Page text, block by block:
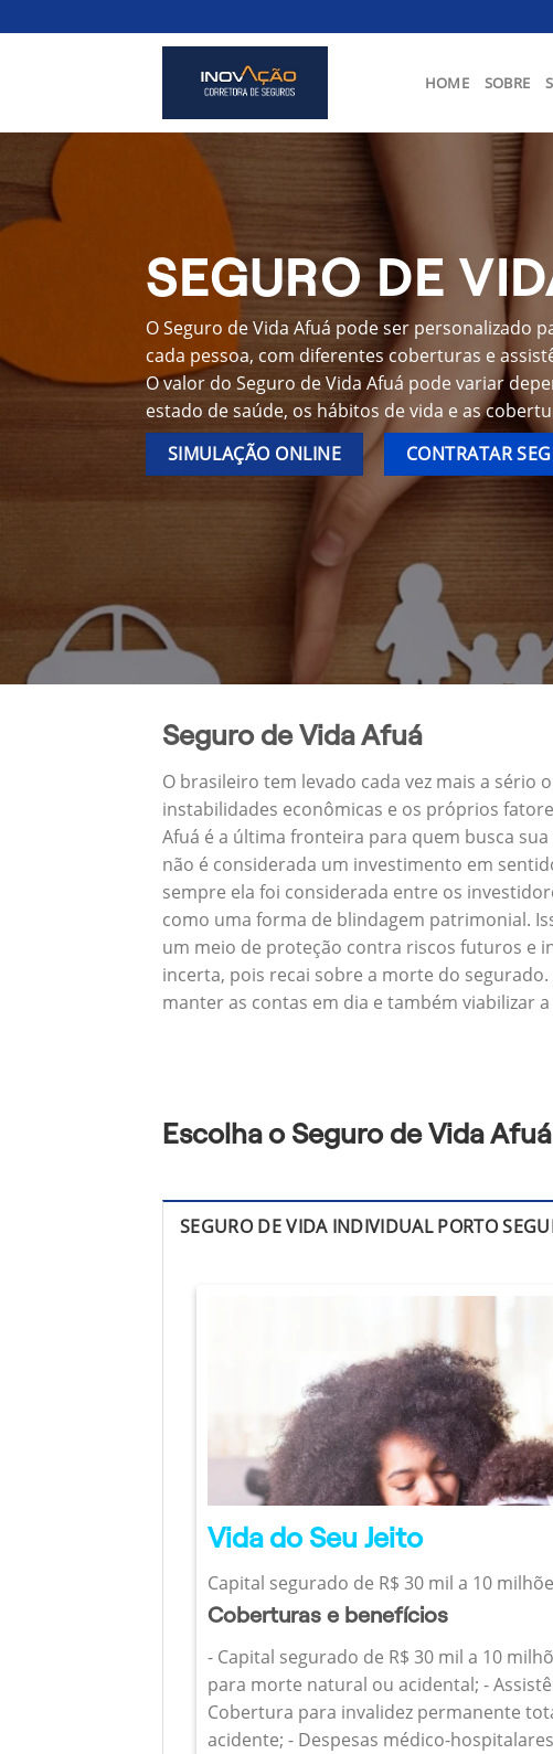
to
HOME SOBRE
SEGURO DE
O Seguro de Vida Afuá pode ser personalizado
cada pessoa, com diferentes coberturas e
O valor do Seguro de Vida Afuá pode variar
estado de saúde, os hábitos de vida e as
SIMULAÇÃO ONLINE
CONTRATAR
Seguro de Vida Afuá
O brasileiro tem levado cada vez mais a sério
instabilidades econômicas e os próprios
Afuá é a última fronteira para quem busca
não é considerada um investimento em
sempre ela foi considerada entre os
como uma forma de blindagem patrimonial.
um meio de proteção contra riscos futuros e
incerta, pois recai sobre a morte do
manter as contas em dia e também viabilizar
Escolha o Seguro de Vida
SEGURO DE VIDA INDIVIDUAL PORTO
Vida do Seu Jeito
Capital segurado de R$ 30 mil a 10
Coberturas e benefícios
- Capital segurado de R$ 30 mil a 10
para morte natural ou acidental; -
Cobertura para invalidez permanente
acidente; - Despesas médico-